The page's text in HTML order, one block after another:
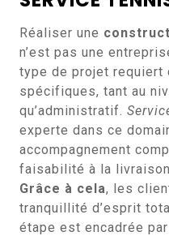
Réaliser une
n’est pas une
type de projet requiert
spécifiques, tant au
qu’administratif.
experte dans ce
accompagnement
faisabilité à la
Grâce à cela, les
tranquillité d’esprit
étape est encadrée